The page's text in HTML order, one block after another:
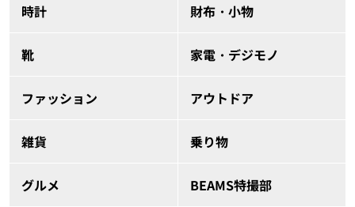
時計 財布・小物
靴 家電・デジモノ
ファッション アウトドア
雑貨 乗り物
グルメ BEAMS特撮部